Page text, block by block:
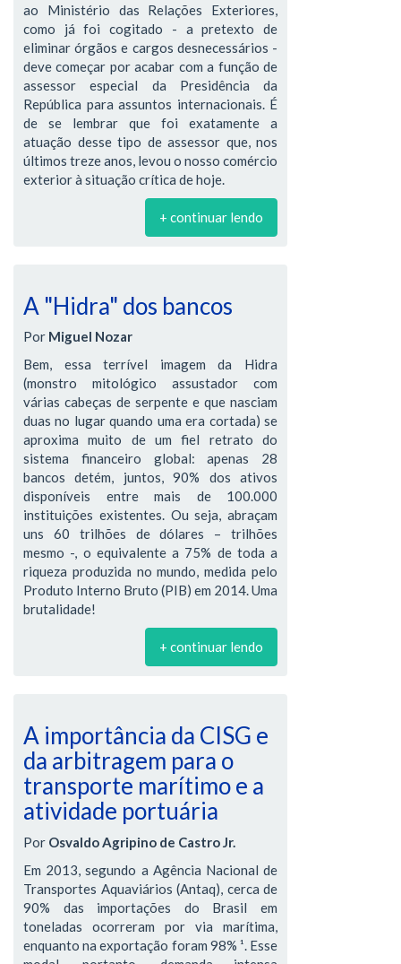
ao Ministério das Relações Exteriores,
como já foi cogitado - a pretexto de
eliminar órgãos e cargos desnecessários -
deve começar por acabar com a função de
assessor especial da Presidência da
República para assuntos internacionais. É
de se lembrar que foi exatamente a
atuação desse tipo de assessor que, nos
últimos treze anos, levou o nosso comércio
exterior à situação crítica de hoje.
+ continuar lendo
A "Hidra" dos bancos
Por Miguel Nozar
Bem, essa terrível imagem da Hidra
(monstro mitológico assustador com
várias cabeças de serpente e que nasciam
duas no lugar quando uma era cortada) se
aproxima muito de um fiel retrato do
sistema financeiro global: apenas 28
bancos detém, juntos, 90% dos ativos
disponíveis entre mais de 100.000
instituições existentes. Ou seja, abraçam
uns 60 trilhões de dólares – trilhões
mesmo -, o equivalente a 75% de toda a
riqueza produzida no mundo, medida pelo
Produto Interno Bruto (PIB) em 2014. Uma
brutalidade!
+ continuar lendo
A importância da CISG e
da arbitragem para o
transporte marítimo e a
atividade portuária
Por Osvaldo Agripino de Castro Jr.
Em 2013, segundo a Agência Nacional de
Transportes Aquaviários (Antaq), cerca de
90% das importações do Brasil em
toneladas ocorreram por via marítima,
enquanto na exportação foram 98% ¹. Esse